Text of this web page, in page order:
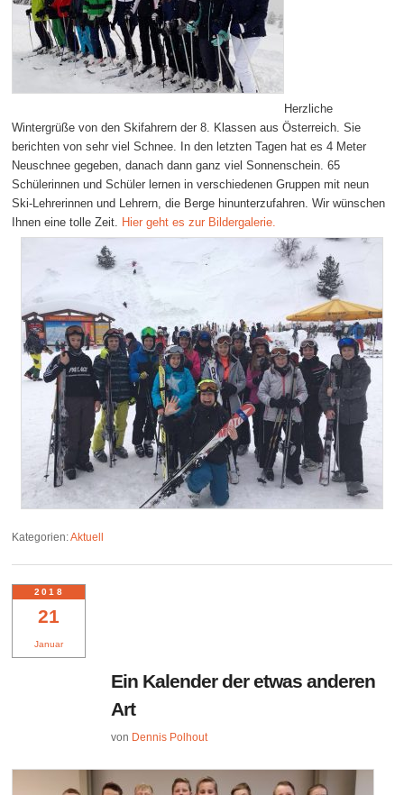
Herzliche
Wintergrüße von den Skifahrern der 8. Klassen aus Österreich. Sie
berichten von sehr viel Schnee. In den letzten Tagen hat es 4 Meter
Neuschnee gegeben, danach dann ganz viel Sonnenschein. 65
Schülerinnen und Schüler lernen in verschiedenen Gruppen mit neun
Ski-Lehrerinnen und Lehrern, die Berge hinunterzufahren. Wir wünschen
Ihnen eine tolle Zeit.
Hier geht es zur Bildergalerie.
Kategorien:Aktuell
21
Januar
2018
Ein Kalender der etwas anderen
Art
von Dennis Polhout